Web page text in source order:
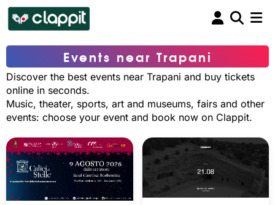
Events near Trapani
Discover the best events near Trapani and buy tickets
online in seconds.
Music, theater, sports, art and museums, fairs and other
events: choose your event and book now on Clappit.